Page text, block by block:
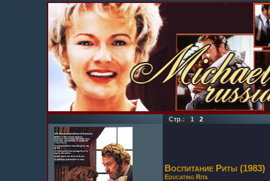
Стр.: 1 2
Воспитание Риты (1983)
Educating Rita